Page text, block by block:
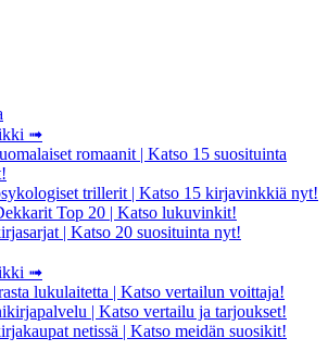
➟
romaanit | Katso 15 suosituinta
trillerit | Katso 15 kirjavinkkiä nyt!
Top 20 | Katso lukuvinkit!
| Katso 20 suosituinta nyt!
➟
lukulaitetta | Katso vertailun voittaja!
| Katso vertailu ja tarjoukset!
netissä | Katso meidän suosikit!